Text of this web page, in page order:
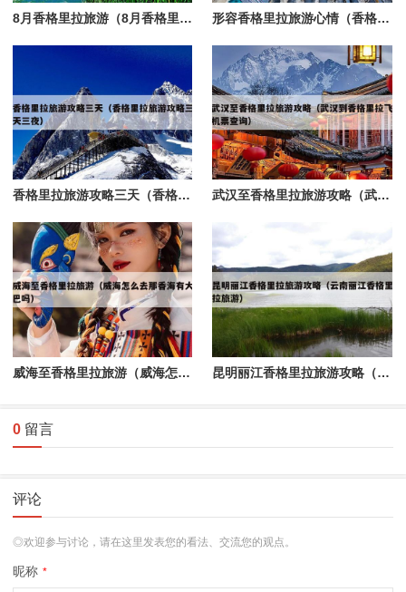
8月香格里拉旅游（8月香格里拉旅游穿什么衣服合适） 形容香格里拉旅游心情（香格里拉旅游句子）
香格里拉旅游攻略三天（香格里拉旅游攻略三天三夜） 武汉至香格里拉旅游攻略（武汉到香格里拉飞机票查询）
威海至香格里拉旅游（威海怎么去那香海有大巴吗） 昆明丽江香格里拉旅游攻略（云南丽江香格里拉旅游）
0 留言
评论
◎欢迎参与讨论，请在这里发表您的看法、交流您的观点。
昵称 *